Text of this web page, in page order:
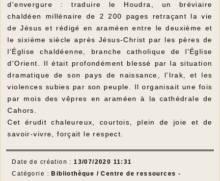
d'envergure : traduire le Houdra, un bréviaire
chaldéen millénaire de 2 200 pages retraçant la vie
de Jésus et rédigé en araméen entre le deuxième et
le sixième siècle après Jésus-Christ par les pères de
l'Église chaldéenne, branche catholique de l'Église
d'Orient. Il était profondément blessé par la situation
dramatique de son pays de naissance, l'Irak, et les
violences subies par son peuple. Il organisait une fois
par mois des vêpres en araméen à la cathédrale de
Cahors.
Cet érudit chaleureux, courtois, plein de joie et de
savoir-vivre, forçait le respect.
Date de création :13/07/2020 11:31
Catégorie : Bibliothèque / Centre de ressources -